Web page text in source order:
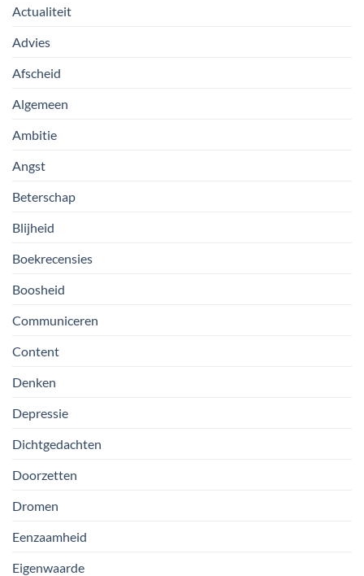
Actualiteit
Advies
Afscheid
Algemeen
Ambitie
Angst
Beterschap
Blijheid
Boekrecensies
Boosheid
Communiceren
Content
Denken
Depressie
Dichtgedachten
Doorzetten
Dromen
Eenzaamheid
Eigenwaarde